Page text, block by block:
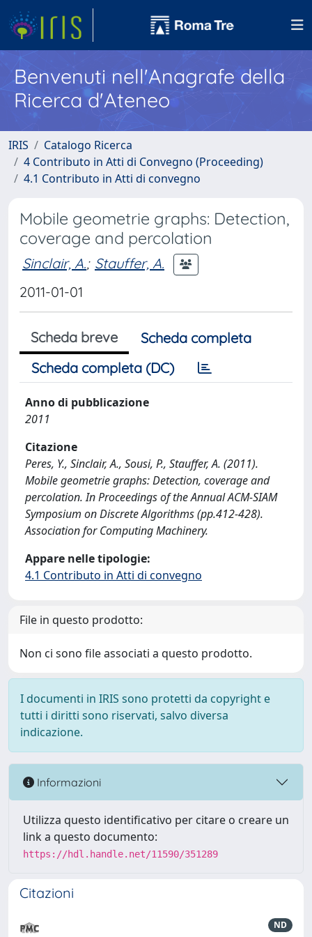
Benvenuti nell'Anagrafe della
Ricerca d'Ateneo
IRIS
Catalogo Ricerca
4 Contributo in Atti di Convegno (Proceeding)
4.1 Contributo in Atti di convegno
Mobile geometrie graphs: Detection,
coverage and percolation
Sinclair, A.; Stauffer, A.
2011-01-01
Scheda breve
Scheda completa
Scheda completa (DC)
Anno di pubblicazione
2011
Citazione
Peres, Y., Sinclair, A., Sousi, P., Stauffer, A. (2011).
Mobile geometrie graphs: Detection, coverage and
percolation. In Proceedings of the Annual ACM-SIAM
Symposium on Discrete Algorithms (pp.412-428).
Association for Computing Machinery.
Appare nelle tipologie:
4.1 Contributo in Atti di convegno
File in questo prodotto:
Non ci sono file associati a questo prodotto.
I documenti in IRIS sono protetti da copyright e
tutti i diritti sono riservati, salvo diversa
indicazione.
Informazioni
Utilizza questo identificativo per citare o creare un
link a questo documento:
https://hdl.handle.net/11590/351289
Citazioni
ND